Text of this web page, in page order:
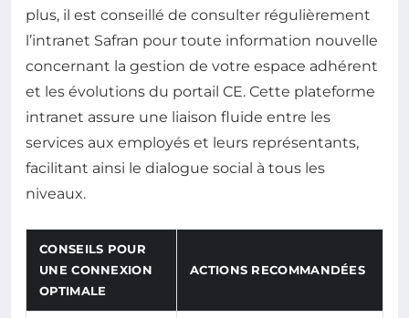
plus, il est conseillé de consulter régulièrement
l’intranet Safran pour toute information nouvelle
concernant la gestion de votre espace adhérent
et les évolutions du portail CE. Cette plateforme
intranet assure une liaison fluide entre les
services aux employés et leurs représentants,
facilitant ainsi le dialogue social à tous les
niveaux.
CONSEILS POUR
UNE CONNEXION
OPTIMALE
ACTIONS RECOMMANDÉES